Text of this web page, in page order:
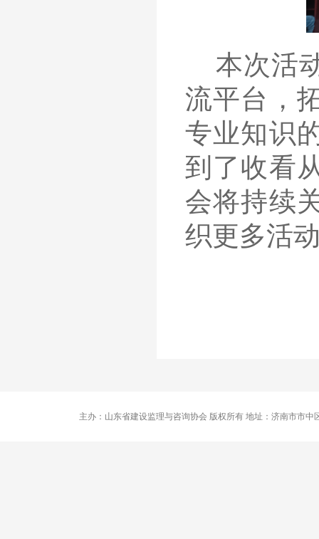
本次活
流平台 ，
专业知识
到了收看
会将持续
织更多活
主办：山东省建设监理与咨询协会 版权所有 地址：济南市市